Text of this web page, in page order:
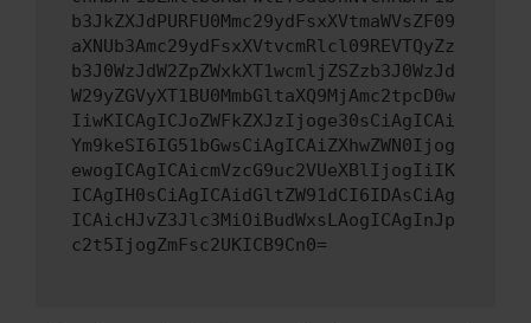
b3JkZXJdPURFU0Mmc29ydFsxXVtmaWVsZF09
aXNUb3Amc29ydFsxXVtvcmRlcl09REVTQyZz
b3J0WzJdW2ZpZWxkXT1wcmljZSZzb3J0WzJd
W29yZGVyXT1BU0MmbGltaXQ9MjAmc2tpcD0w
IiwKICAgICJoZWFkZXJzIjoge30sCiAgICAi
Ym9keSI6IG51bGwsCiAgICAiZXhwZWN0Ijog
ewogICAgICAicmVzcG9uc2VUeXBlIjogIiIK
ICAgIH0sCiAgICAidGltZW91dCI6IDAsCiAg
ICAicHJvZ3Jlc3MiOiBudWxsLAogICAgInJp
c2t5IjogZmFsc2UKICB9Cn0=